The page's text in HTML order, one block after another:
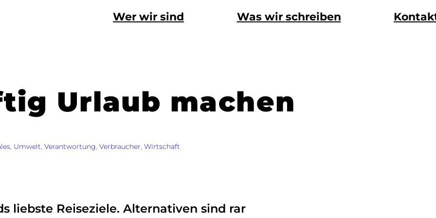
Wer wir sind Was wir schreiben
Urlaub machen
, Umwelt, Verantwortung, Verbraucher, Wirtschaft
liebste Reiseziele. Alternativen sind rar